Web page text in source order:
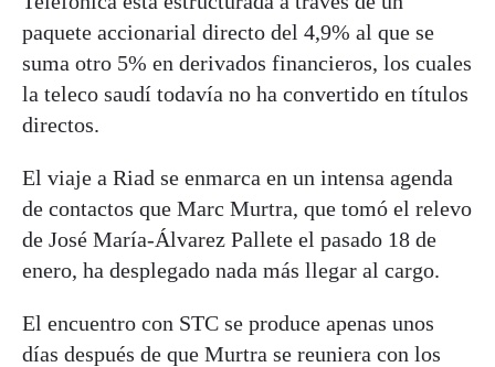
paquete accionarial directo del 4,9% al que se
suma otro 5% en derivados financieros, los cuales
la teleco saudí todavía no ha convertido en títulos
directos.
El viaje a Riad se enmarca en un intensa agenda
de contactos que Marc Murtra, que tomó el relevo
de José María-Álvarez Pallete el pasado 18 de
enero, ha desplegado nada más llegar al cargo.
El encuentro con STC se produce apenas unos
días después de que Murtra se reuniera con los